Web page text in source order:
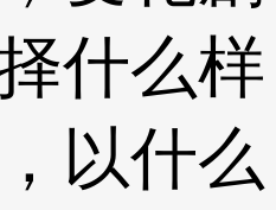
什么样
以什么